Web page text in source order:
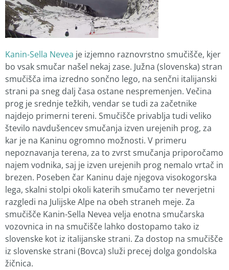
Kanin-Sella Nevea je izjemno raznovrstno smučišče, kjer
bo vsak smučar našel nekaj zase. Južna (slovenska) stran
smučišča ima izredno sončno lego, na senčni italijanski
strani pa sneg dalj časa ostane nespremenjen. Večina
prog je srednje težkih, vendar se tudi za začetnike
najdejo primerni tereni. Smučišče privablja tudi veliko
število navdušencev smučanja izven urejenih prog, za
kar je na Kaninu ogromno možnosti. V primeru
nepoznavanja terena, za to zvrst smučanja priporočamo
najem vodnika, saj je izven urejenih prog nemalo vrtač in
brezen. Poseben čar Kaninu daje njegova visokogorska
lega, skalni stolpi okoli katerih smučamo ter neverjetni
razgledi na Julijske Alpe na obeh straneh meje. Za
smučišče Kanin-Sella Nevea velja enotna smučarska
vozovnica in na smučišče lahko dostopamo tako iz
slovenske kot iz italijanske strani. Za dostop na smučišče
iz slovenske strani (Bovca) služi precej dolga gondolska
žičnica.